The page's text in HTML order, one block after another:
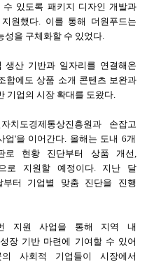
있도록 패키지 디자인 개발과
원했다. 이를 통해 더원푸드는
성을 구체화할 수 있었다
산 기반과 일자리를 연결해온
합에도 상품 소개 콘텐츠 보완과
기업의 시장 확대를 도왔다
치도경제통상진흥원과 손잡고
업'을 이어간다 올해는 도내 6개
로 현황 진단부터 상품 개선
로 지원할 예정이다. 지난 달
부터 기업별 맞춤 진단을 진행
지원 사업을 통해 지역 내
장 기반 마련에 기여할 수 있어
사회적 기업들이 시장에서